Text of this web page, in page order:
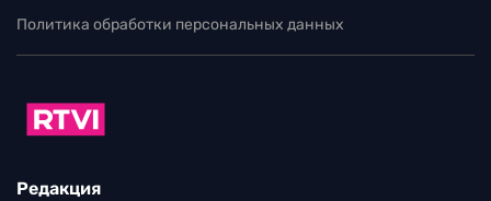
Политика обработки персональных данных
Редакция